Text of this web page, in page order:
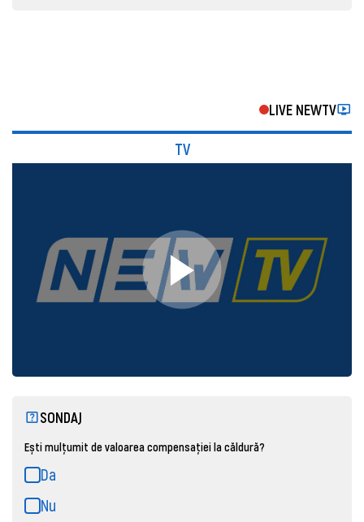
LIVE NEWTV
TV
SONDAJ
Ești mulțumit de valoarea compensației la căldură?
Da
Nu